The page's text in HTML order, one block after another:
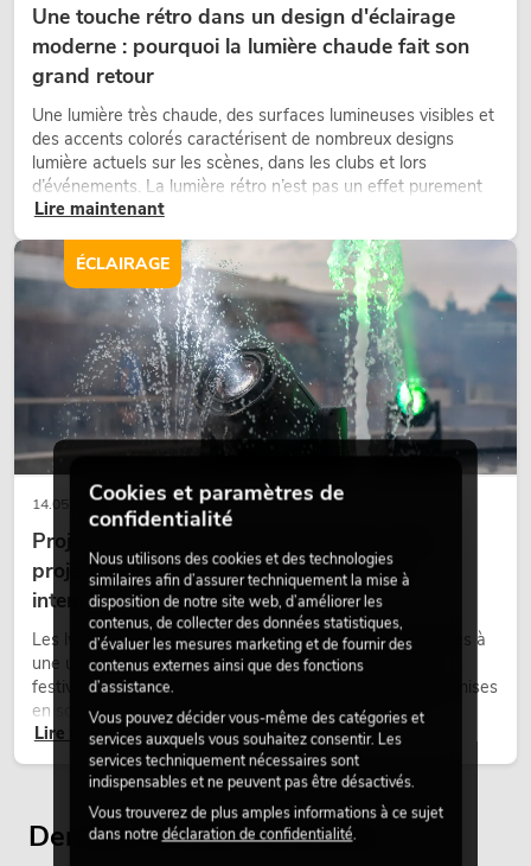
PSSO PA Set PRO S MK2
PSSO PA Set PRO M MK2
No. 20000457L'article n'est plus disponible
No. 20000458L'article n'est plus disponible
Une touche rétro dans un design d'éclairage
moderne : pourquoi la lumière chaude fait son
grand retour
Une lumière très chaude, des surfaces lumineuses visibles et
des accents colorés caractérisent de nombreux designs
lumière actuels sur les scènes, dans les clubs et lors
d’événements. La lumière rétro n’est pas un effet purement
nostalgique, mais un outil de conception utilisé de manière
scènes et peut rendre les configurations LED techniques plus
émotionnelles.
Lire maintenant
14.05.2026
Projecteurs à tête mobile d'extérieur : des
projecteurs à tête mobile résistants aux
intempéries pour les événements
Les lyres outdoor sont des projecteurs motorisés destinés à
une utilisation en extérieur. Elles sont utilisées lors de
festivals, de fêtes urbaines, de concerts en plein air, de mises
en scène architecturales et d’installations extérieures
temporaires.
Lire maintenant
ÉCLAIRAGE
Derniers articles consultés
Cookies et paramètres de
confidentialité
Nous utilisons des cookies et des technologies
similaires afin d’assurer techniquement la mise à
disposition de notre site web, d’améliorer les
contenus, de collecter des données statistiques,
d’évaluer les mesures marketing et de fournir des
contenus externes ainsi que des fonctions
d’assistance.
Vous pouvez décider vous-même des catégories et
services auxquels vous souhaitez consentir. Les
services techniquement nécessaires sont
indispensables et ne peuvent pas être désactivés.
Vous trouverez de plus amples informations à ce sujet
dans notre déclaration de confidentialité.